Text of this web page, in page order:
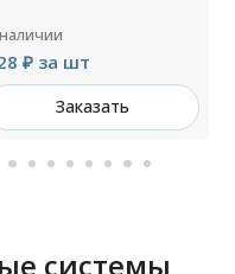
₽ за шт
Заказать
системы